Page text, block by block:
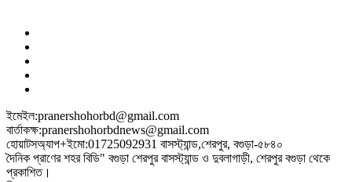
ইমেইল:pranershohorbd@gmail.com
বার্তাকক্ষ:pranershohorbdnews@gmail.com
হোয়াটসঅ্যাপ+ইমো:01725092931 বাসস্ট্যান্ড,শেরপুর, বগুড়া-৫৮৪০
দৈনিক প্রাণের শহর বিডি" বগুড়া শেরপুর বাসস্ট্যান্ড ও দুবলাগাড়ী, শেরপুর বগুড়া থেকে
প্রকাশিত।